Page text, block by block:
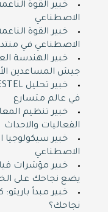
خبير القوة
الاصطناعي
خبير القوة
الاصطناعي في
خبير الهندسة
جيش المساعدين
في عالم متسارع
خبير تنظيم
الفعاليات والاحداث
خبير سيكولوجيا
الاصطناعي
يضع نجاحك على
نجاحك؟